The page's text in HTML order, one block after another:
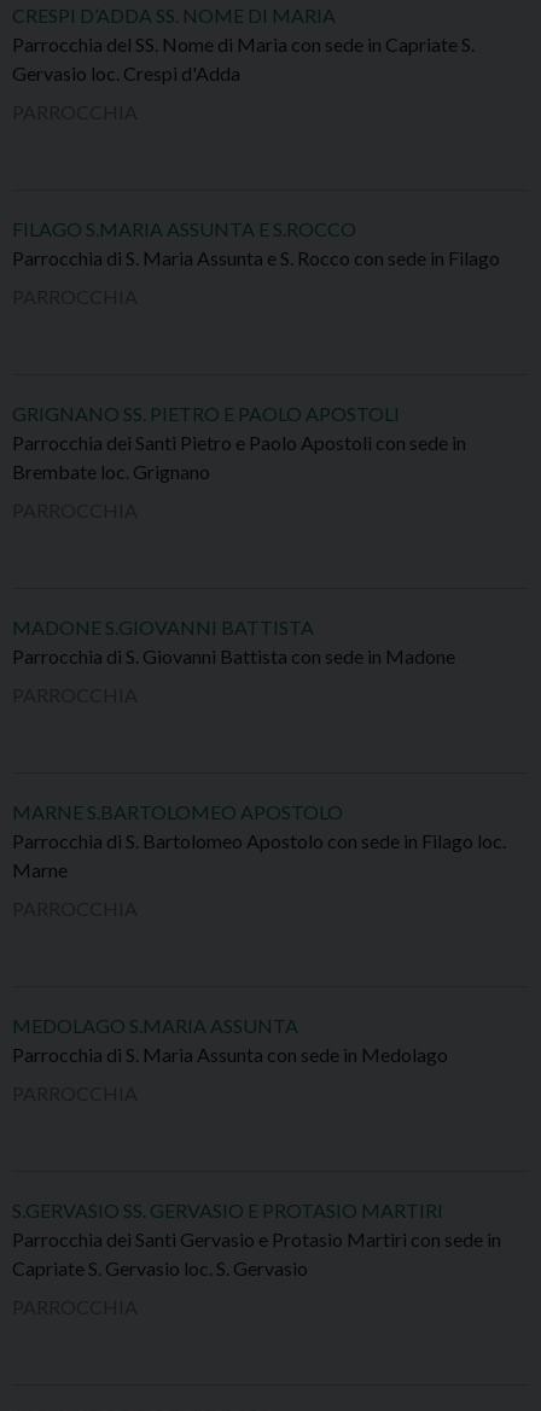
CRESPI D’ADDA SS. NOME DI MARIA
Parrocchia del SS. Nome di Maria con sede in Capriate S.
Gervasio loc. Crespi d'Adda
FILAGO S.MARIA ASSUNTA E S.ROCCO
Parrocchia di S. Maria Assunta e S. Rocco con sede in Filago
GRIGNANO SS. PIETRO E PAOLO APOSTOLI
Parrocchia dei Santi Pietro e Paolo Apostoli con sede in
Brembate loc. Grignano
MADONE S.GIOVANNI BATTISTA
Parrocchia di S. Giovanni Battista con sede in Madone
MARNE S.BARTOLOMEO APOSTOLO
Parrocchia di S. Bartolomeo Apostolo con sede in Filago loc.
Marne
MEDOLAGO S.MARIA ASSUNTA
Parrocchia di S. Maria Assunta con sede in Medolago
S.GERVASIO SS. GERVASIO E PROTASIO MARTIRI
Parrocchia dei Santi Gervasio e Protasio Martiri con sede in
Capriate S. Gervasio loc. S. Gervasio